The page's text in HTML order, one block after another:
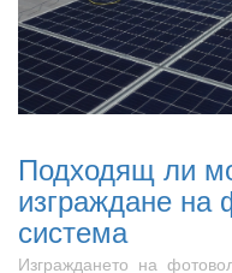
Подходящ ли
изграждане на
система
Изграждането на